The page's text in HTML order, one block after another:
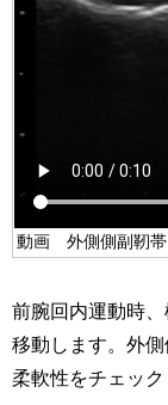
動画 外側側副靭帯
前腕回内運動時
移動します。外
柔軟性をチェック